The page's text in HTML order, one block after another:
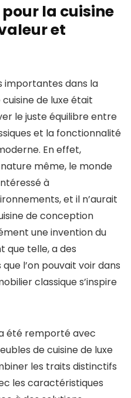
la cuisine
et
importantes dans la
de luxe était
le juste équilibre entre
et la fonctionnalité
En effet,
même, le monde
à
et il n’aurait
de conception
une invention du
que telle, a des
l’on pouvait voir dans
classique s’inspire
été remporté avec
de cuisine de luxe
les traits distinctifs
les caractéristiques